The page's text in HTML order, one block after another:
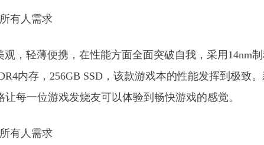
，轻薄便携，在性能方面全面突破自我，采用14nm
内存，256GB SSD，该款游戏本的性能发挥到极致
每一位游戏发烧友可以体验到畅快游戏的感觉。